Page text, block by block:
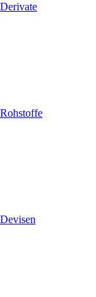
Derivate
Rohstoffe
Devisen